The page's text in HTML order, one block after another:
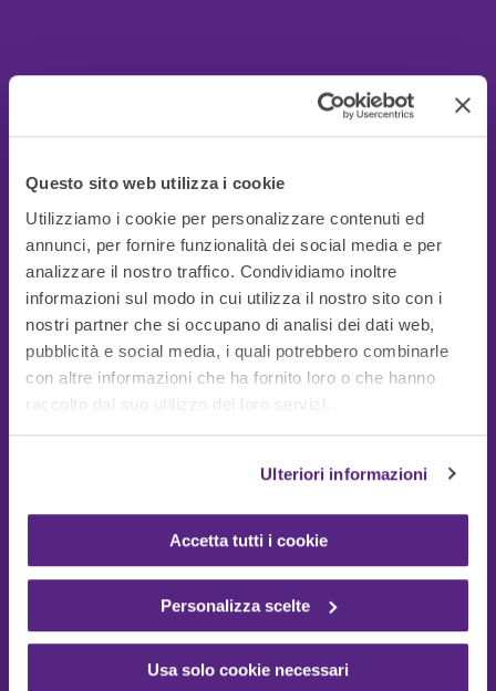
Questo sito web utilizza i cookie
Utilizziamo i cookie per personalizzare contenuti ed
annunci, per fornire funzionalità dei social media e per
analizzare il nostro traffico. Condividiamo inoltre
informazioni sul modo in cui utilizza il nostro sito con i
nostri partner che si occupano di analisi dei dati web,
pubblicità e social media, i quali potrebbero combinarle
con altre informazioni che ha fornito loro o che hanno
raccolto dal suo utilizzo dei loro servizi.
Ulteriori informazioni
Accetta tutti i cookie
Personalizza scelte
Usa solo cookie necessari
Guide Utili